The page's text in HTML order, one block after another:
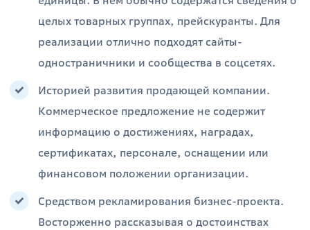
целых товарных группах, прейскуранты. Для
реализации отлично подходят сайты-
одностраничники и сообщества в соцсетях.
Историей развития продающей компании.
Коммерческое предложение не содержит
информацию о достижениях, наградах,
сертификатах, персонале, оснащении или
финансовом положении организации.
Средством рекламирования бизнес-проекта.
Восторженно рассказывая о достоинствах